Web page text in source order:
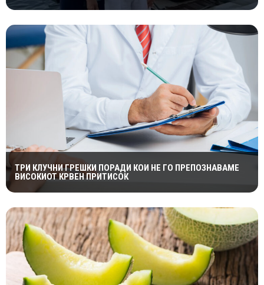
ТРИ КЛУЧНИ ГРЕШКИ ПОРАДИ КОИ НЕ ГО ПРЕПОЗНАВАМЕ
ВИСОКИОТ КРВЕН ПРИТИСОК